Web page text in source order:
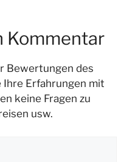
Kommentar
Bewertungen des
Ihre Erfahrungen mit
keine Fragen zu
usw.